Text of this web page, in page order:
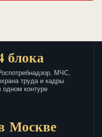
блока
МЧС,
труда и кадры
одном контуре
Москве